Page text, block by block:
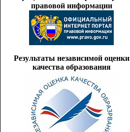
правовой информации
Результаты независимой оценки
качества образования